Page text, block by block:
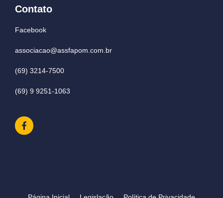
Contato
Facebook
associacao@assfapom.com.br
(69) 3214-7500
(69) 9 9251-1063